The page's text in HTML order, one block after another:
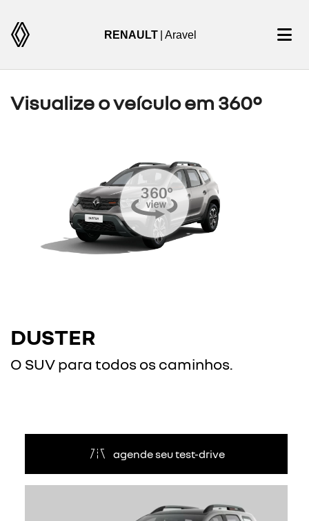
RENAULT | Aravel
Visualize o veículo em 360°
DUSTER
O SUV para todos os caminhos.
agende seu test-drive